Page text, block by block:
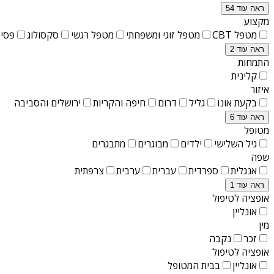
ראה עוד 54
מקצוע
מטפל CBT
מטפל זוגי ומשפחתי מטפל רגשי סקסולוג
ראה עוד 2
התמחות
קלינית
איזור
בקעת אונו
גליל דרום חיפה והקריות ירושלים והסביבה
ראה עוד 6
מטופל
גיל השלישי
ילדים מבוגרים
מתבגרים
שפה
אנגלית
ספרדית עברית ערבית צרפתית
ראה עוד 1
אופציה לטיפול
אונליין
מין
זכר
נקבה
אופציה לטיפול
אונליין
בבית המטופל